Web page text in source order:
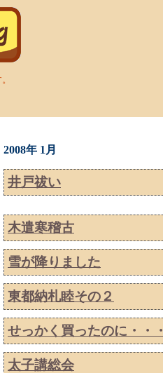
2008年 1月
井戸祓い
木遣寒稽古
雪が降りました
東都納札睦その２
せっかく買ったのに・・・
太子講総会